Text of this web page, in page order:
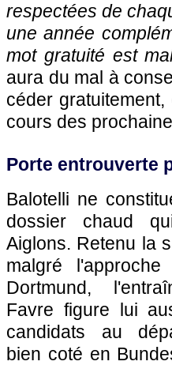
respectées de
une année
mot gratuité est
aura du mal à
céder
cours des
Porte entrouverte
Balotelli ne
dossier chaud
Aiglons. Retenu la
malgré
Dortmund,
Favre figure lui
candidats au
bien coté en